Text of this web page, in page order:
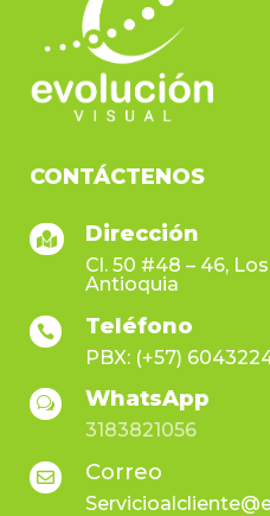
CONTÁCTENOS
 Dirección
Cl. 50 #48 – 46,
Antioquia
 Teléfono
PBX: (+57)
w WhatsApp
3183821056
 Correo